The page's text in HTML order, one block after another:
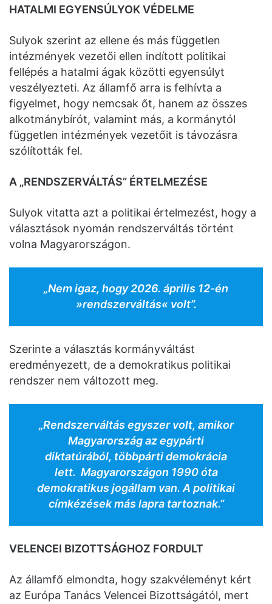
HATALMI EGYENSÚLYOK VÉDELME
Sulyok szerint az ellene és más független
intézmények vezetői ellen indított politikai
fellépés a hatalmi ágak közötti egyensúlyt
veszélyezteti. Az államfő arra is felhívta a
figyelmet, hogy nemcsak őt, hanem az összes
alkotmánybírót, valamint más, a kormánytól
független intézmények vezetőit is távozásra
szólították fel.
A „RENDSZERVÁLTÁS” ÉRTELMEZÉSE
Sulyok vitatta azt a politikai értelmezést, hogy a
választások nyomán rendszerváltás történt
volna Magyarországon.
„Nem igaz, hogy 2026. április 12-én
»rendszerváltás« volt”.
Szerinte a választás kormányváltást
eredményezett, de a demokratikus politikai
rendszer nem változott meg.
„Rendszerváltás egyszer volt, amikor
Magyarország az egypárti
diktatúrából, többpárti demokrácia
lett. Magyarországon 1990 óta
demokratikus jogállam van. A politikai
címkézések más lapra tartoznak.”
VELENCEI BIZOTTSÁGHOZ FORDULT
Az államfő elmondta, hogy szakvéleményt kért
az Európa Tanács Velencei Bizottságától, mert